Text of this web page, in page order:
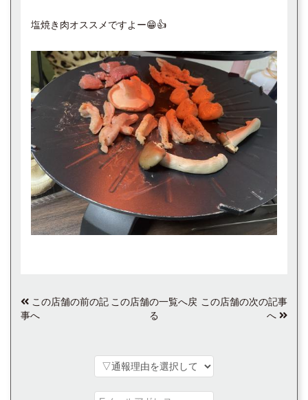
塩焼き肉オススメですよー😁👍
この店舗の前の記
事へ
この店舗の一覧へ戻
る
この店舗の次の記事
へ